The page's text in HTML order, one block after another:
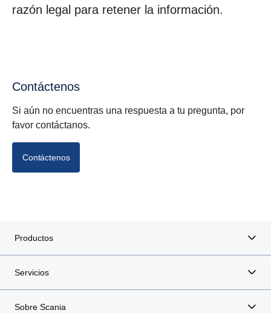
razón legal para retener la información.
Contáctenos
Si aún no encuentras una respuesta a tu pregunta, por
favor contáctanos.
Contáctenos
Productos
Servicios
Sobre Scania